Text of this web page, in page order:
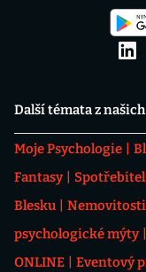
Další témata z
Moje Psychologie
Fantasy
Blesku
Nemovitosti
psychologické mýty
ONLINE
Eventový